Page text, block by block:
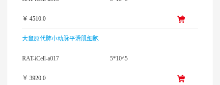
￥ 4510.0
大鼠原代肺小动脉平滑肌细胞
RAT-iCell-a017 5*10^5
￥ 3920.0